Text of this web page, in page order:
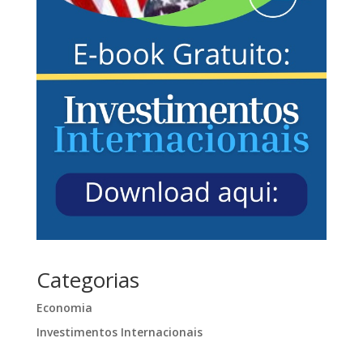
Categorias
Economia
Investimentos Internacionais